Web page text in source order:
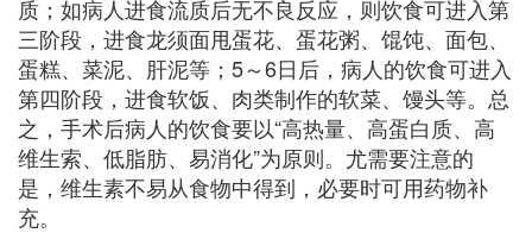
质；如病人进食流质后无不良反应，则饮食可进入第
三阶段，进食龙须面甩蛋花、蛋花粥、馄饨、面包、
蛋糕、菜泥、肝泥等；5～6日后，病人的饮食可进入
第四阶段，进食软饭、肉类制作的软菜、馒头等。总
之，手术后病人的饮食要以“高热量、高蛋白质、高
维生索、低脂肪、易消化”为原则。尤需要注意的
是，维生素不易从食物中得到，必要时可用药物补
充。